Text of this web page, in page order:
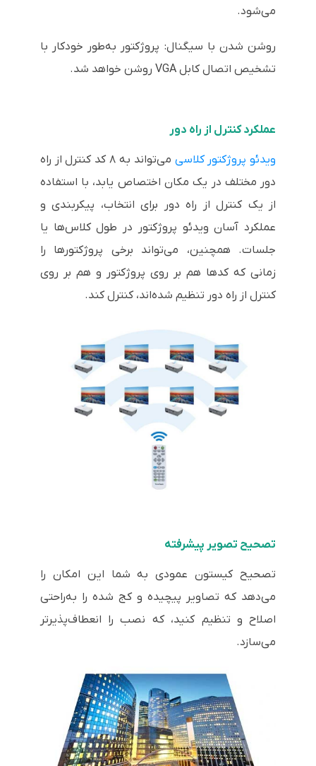
می‌شود.
روشن شدن با سیگنال: پروژکتور به‌طور خودکار با
تشخیص اتصال کابل VGA روشن خواهد شد.
عملکرد کنترل از راه دور
ویدئو پروژکتور کلاسی
می‌تواند به ۸ کد کنترل از راه
دور مختلف در یک مکان اختصاص یابد، با استفاده
از یک کنترل از راه دور برای انتخاب، پیکربندی و
عملکرد آسان ویدئو پروژکتور در طول کلاس‌ها یا
جلسات. همچنین، می‌تواند برخی پروژکتورها را
زمانی که کدها هم بر روی پروژکتور و هم بر روی
کنترل از راه دور تنظیم شده‌اند، کنترل کند.
تصحیح تصویر پیشرفته
تصحیح کیستون عمودی به شما این امکان را
می‌دهد که تصاویر پیچیده و کج شده را به‌راحتی
اصلاح و تنظیم کنید، که نصب را انعطاف‌پذیرتر
می‌سازد.